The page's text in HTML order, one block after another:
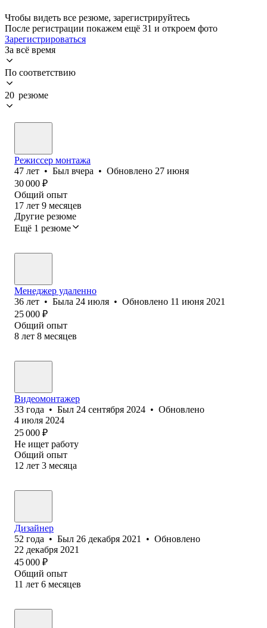
Чтобы видеть все резюме, зарегистрируйтесь
После регистрации покажем ещё 31 и откроем фото
Зарегистрироваться
За всё время
По соответствию
20 резюме
Режиссер монтажа
47 лет • Был вчера • Обновлено 27 июня
30 000 ₽
Общий опыт
17 лет 9 месяцев
Другие резюме
Ещё 1 резюме
Менеджер удаленно
36 лет • Была 24 июля • Обновлено 11 июня 2021
25 000 ₽
Общий опыт
8 лет 8 месяцев
Видеомонтажер
33 года • Был 24 сентября 2024 • Обновлено
4 июля 2024
25 000 ₽
Не ищет работу
Общий опыт
12 лет 3 месяца
Дизайнер
52 года • Был 26 декабря 2021 • Обновлено
22 декабря 2021
45 000 ₽
Общий опыт
11 лет 6 месяцев